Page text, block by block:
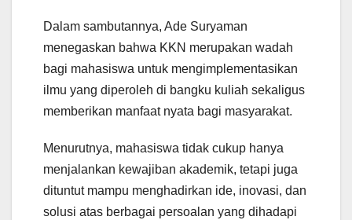
Dalam sambutannya, Ade Suryaman
menegaskan bahwa KKN merupakan wadah
bagi mahasiswa untuk mengimplementasikan
ilmu yang diperoleh di bangku kuliah sekaligus
memberikan manfaat nyata bagi masyarakat.
Menurutnya, mahasiswa tidak cukup hanya
menjalankan kewajiban akademik, tetapi juga
dituntut mampu menghadirkan ide, inovasi, dan
solusi atas berbagai persoalan yang dihadapi